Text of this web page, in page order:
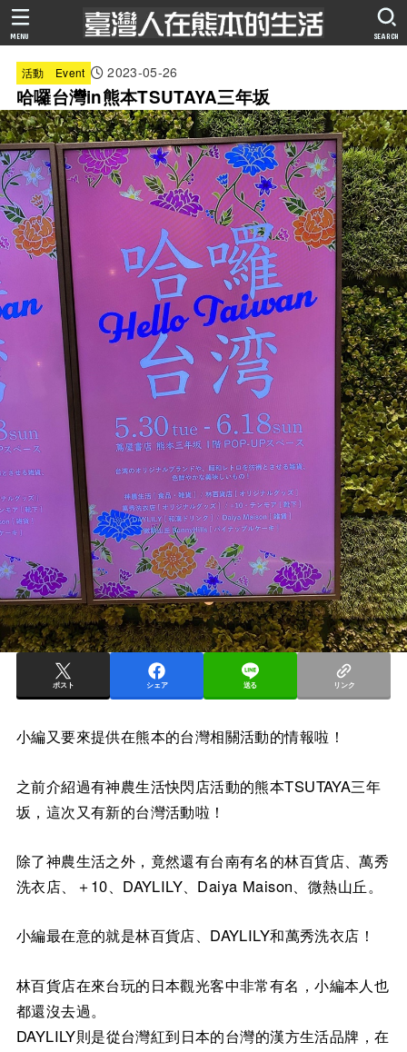
SEARCH
MENU
活動 Event 2023-05-26
哈囉台灣in熊本TSUTAYA三年坂
ポスト シェア 送る リンク
小編又要來提供在熊本的台灣相關活動的情報啦！
之前介紹過有神農生活快閃店活動的熊本TSUTAYA三年
坂，這次又有新的台灣活動啦！
除了神農生活之外，竟然還有台南有名的林百貨店、萬秀
洗衣店、＋10、DAYLILY、Daiya Maison、微熱山丘。
小編最在意的就是林百貨店、DAYLILY和萬秀洗衣店！
林百貨店在來台玩的日本觀光客中非常有名，小編本人也
都還沒去過。
DAYLILY則是從台灣紅到日本的台灣的漢方生活品牌，在